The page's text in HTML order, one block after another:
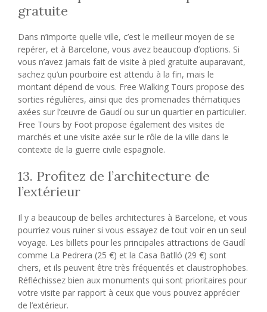
gratuite
Dans n’importe quelle ville, c’est le meilleur moyen de se
repérer, et à Barcelone, vous avez beaucoup d’options. Si
vous n’avez jamais fait de visite à pied gratuite auparavant,
sachez qu’un pourboire est attendu à la fin, mais le
montant dépend de vous. Free Walking Tours propose des
sorties régulières, ainsi que des promenades thématiques
axées sur l’œuvre de Gaudí ou sur un quartier en particulier.
Free Tours by Foot propose également des visites de
marchés et une visite axée sur le rôle de la ville dans le
contexte de la guerre civile espagnole.
13. Profitez de l’architecture de
l’extérieur
Il y a beaucoup de belles architectures à Barcelone, et vous
pourriez vous ruiner si vous essayez de tout voir en un seul
voyage. Les billets pour les principales attractions de Gaudí
comme La Pedrera (25 €) et la Casa Batlló (29 €) sont
chers, et ils peuvent être très fréquentés et claustrophobes.
Réfléchissez bien aux monuments qui sont prioritaires pour
votre visite par rapport à ceux que vous pouvez apprécier
de l’extérieur.